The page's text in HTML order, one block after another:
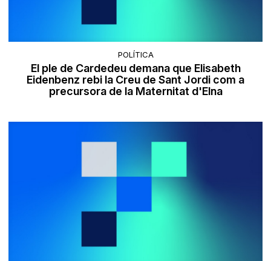
POLÍTICA
El ple de Cardedeu demana que Elisabeth
Eidenbenz rebi la Creu de Sant Jordi com a
precursora de la Maternitat d'Elna